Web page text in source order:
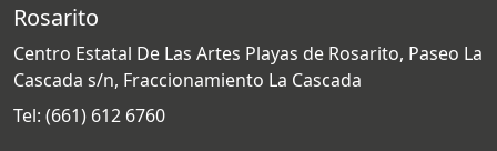
Rosarito
Centro Estatal De Las Artes Playas de Rosarito, Paseo La
Cascada s/n, Fraccionamiento La Cascada
Tel: (661) 612 6760